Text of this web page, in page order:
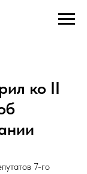
ко II
7-го